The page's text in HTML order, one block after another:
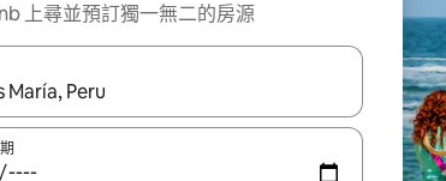
上尋並預訂獨一無二的房源
尋結果，瀏覽內容時請使用上下箭頭，或輕點、滑動裝置。